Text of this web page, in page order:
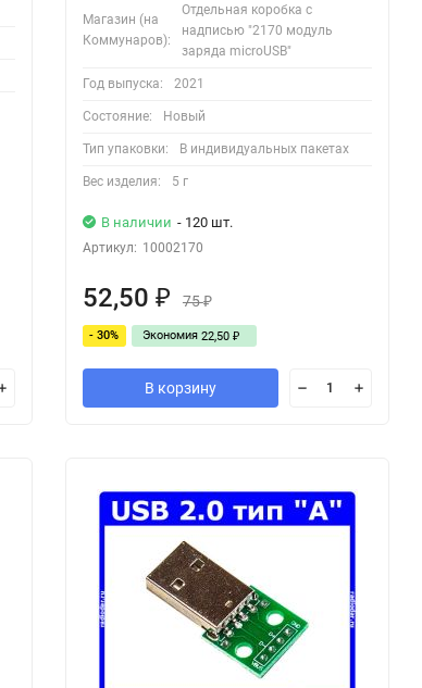
Магазин (на
Коммунаров):
Отдельная коробка с
надписью "2170 модуль
заряда microUSB"
Год выпуска: 2021
Состояние: Новый
Тип упаковки: В индивидуальных пакетах
Вес изделия: 5 г
В наличии - 120 шт.
Артикул: 10002170
52,50 ₽ 75₽
- 30% Экономия 22,50 ₽
В корзину